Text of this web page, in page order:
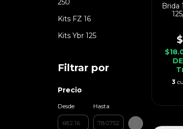
250
Kits FZ 16
Kits Ybr 125
Filtrar por
Precio
Desde Hasta
Brida
3